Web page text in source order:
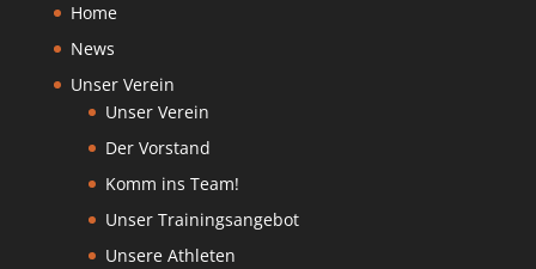
Home
News
Unser Verein
Unser Verein
Der Vorstand
Komm ins Team!
Unser Trainingsangebot
Unsere Athleten